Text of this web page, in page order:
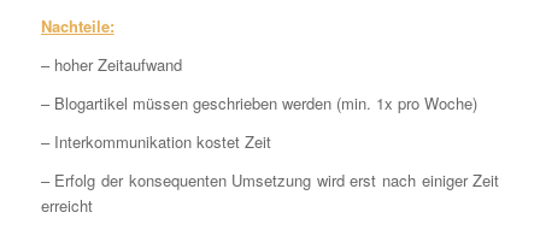
Nachteile:
– hoher Zeitaufwand
– Blogartikel müssen geschrieben werden (min. 1x pro Woche)
– Interkommunikation kostet Zeit
– Erfolg der konsequenten Umsetzung wird erst nach einiger Zeit
erreicht